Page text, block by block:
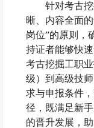
针对考古
晰、内容全面
岗位”的原则，
持证者能够快
考古挖掘工职
级）到高级技
求与申报条件
径，既满足新
的晋升发展，